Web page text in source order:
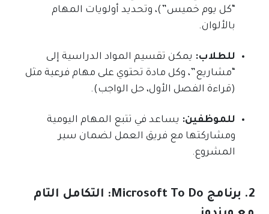
“كل يوم خميس”)، وتحديد أولويات المهام
بالألوان.
للطلاب: يمكن تقسيم المواد الدراسية إلى
“مشاريع”، وكل مادة تحتوي على مهام فرعية مثل
(قراءة الفصل الأول، حل الواجب).
للموظفين: يساعد في تتبع المهام اليومية
ومشاركتها مع فريق العمل لضمان سير
المشروع.
2. برنامج Microsoft To Do: التكامل التام